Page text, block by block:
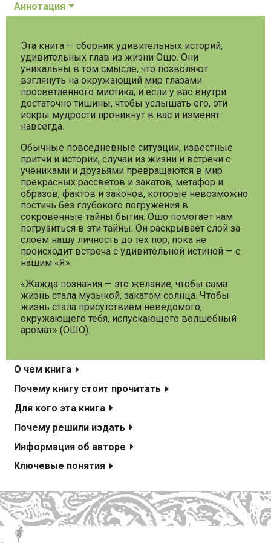
Аннотация
Эта книга — сборник удивительных историй,
удивительных глав из жизни Ошо. Они
уникальны в том смысле, что позволяют
взглянуть на окружающий мир глазами
просветленного мистика, и если у вас внутри
достаточно тишины, чтобы услышать его, эти
искры мудрости проникнут в вас и изменят
навсегда.
Обычные повседневные ситуации, известные
притчи и истории, случаи из жизни и встречи с
учениками и друзьями превращаются в мир
прекрасных рассветов и закатов, метафор и
образов, фактов и законов, которые невозможно
постичь без глубокого погружения в
сокровенные тайны бытия. Ошо помогает нам
погрузиться в эти тайны. Он раскрывает слой за
слоем нашу личность до тех пор, пока не
происходит встреча с удивительной истиной — с
нашим «Я».
«Жажда познания — это желание, чтобы сама
жизнь стала музыкой, закатом солнца. Чтобы
жизнь стала присутствием неведомого,
окружающего тебя, испускающего волшебный
аромат» (ОШО).
О чем книга
Почему книгу стоит прочитать
Для кого эта книга
Почему решили издать
Информация об авторе
Ключевые понятия